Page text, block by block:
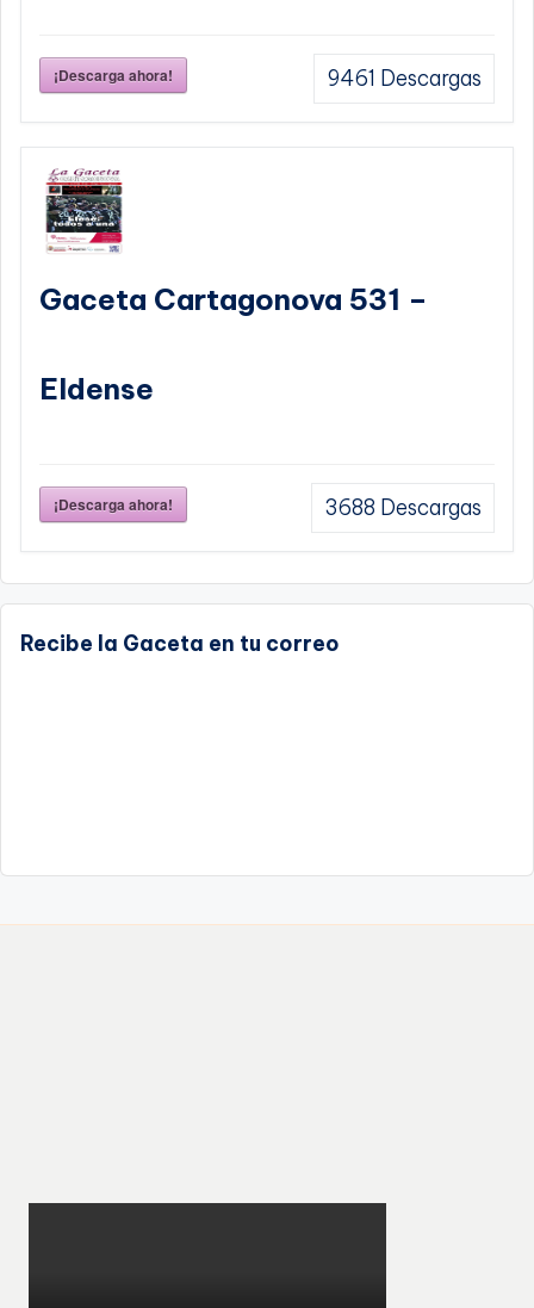
¡Descarga ahora! 9461 Descargas
Gaceta Cartagonova 531 –
Eldense
¡Descarga ahora! 3688 Descargas
Recibe la Gaceta en tu correo